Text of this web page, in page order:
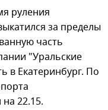
руления
за пределы
часть
"Уральские
в Екатеринбург. По
22.15.